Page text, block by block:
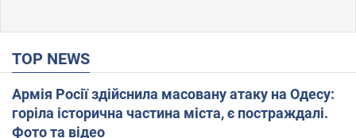
TOP NEWS
Армія Росії здійснила масовану атаку на Одесу:
горіла історична частина міста, є постраждалі.
Фото та відео